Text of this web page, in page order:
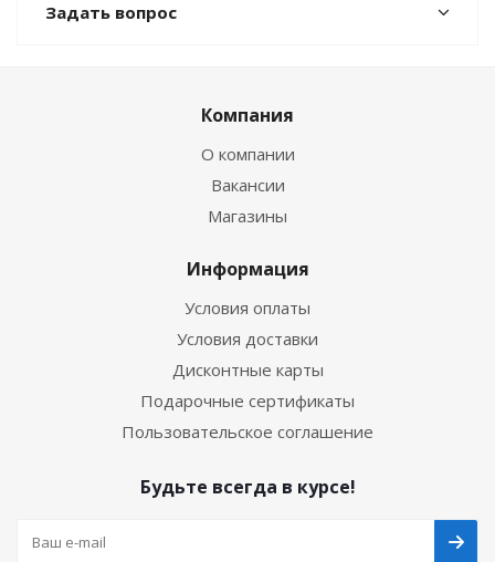
Задать вопрос
Компания
О компании
Вакансии
Магазины
Информация
Условия оплаты
Условия доставки
Дисконтные карты
Подарочные сертификаты
Пользовательское соглашение
Будьте всегда в курсе!